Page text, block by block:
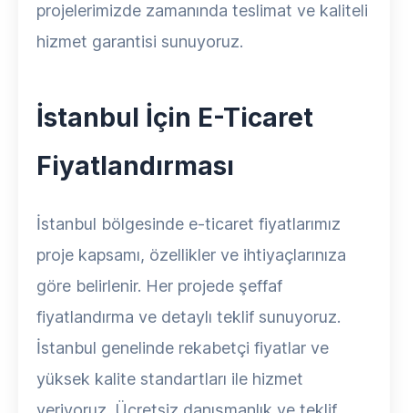
projelerimizde zamanında teslimat ve kaliteli
hizmet garantisi sunuyoruz.
İstanbul İçin E-Ticaret
Fiyatlandırması
İstanbul bölgesinde e-ticaret fiyatlarımız
proje kapsamı, özellikler ve ihtiyaçlarınıza
göre belirlenir. Her projede şeffaf
fiyatlandırma ve detaylı teklif sunuyoruz.
İstanbul genelinde rekabetçi fiyatlar ve
yüksek kalite standartları ile hizmet